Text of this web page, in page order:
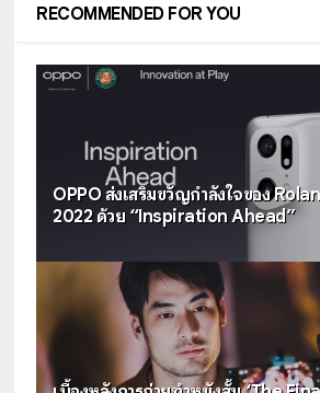
RECOMMENDED FOR YOU
OPPO ส่งเสริมขวัญกำลังใจของ
2022 ด้วย “Inspiration Ahead”